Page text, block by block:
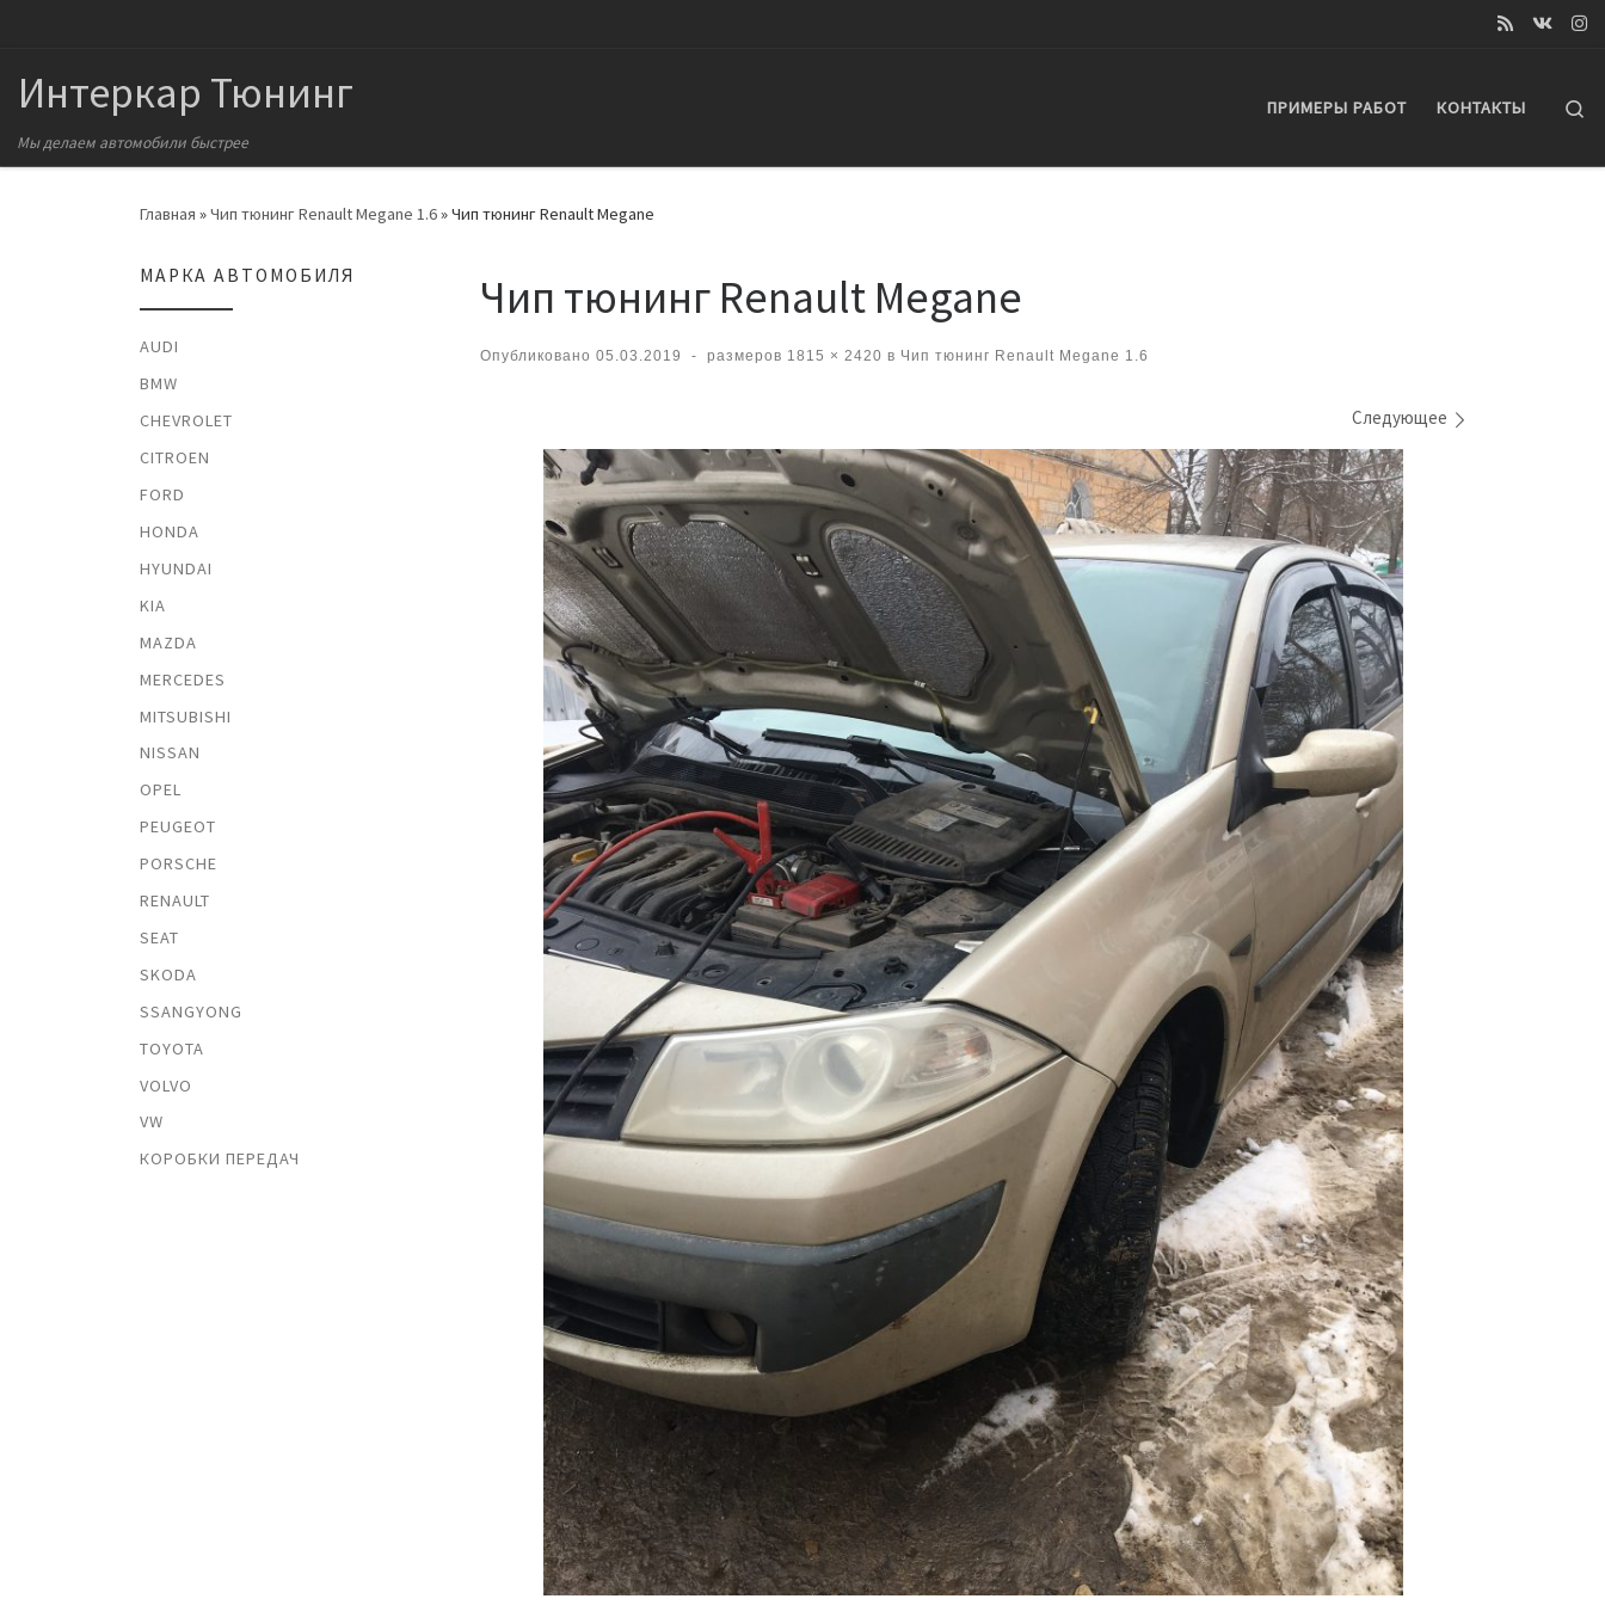
Интеркар Тюнинг
Мы делаем автомобили быстрее
ПРИМЕРЫ РАБОТ КОНТАКТЫ
Главная »Чип тюнинг Renault Megane 1.6»Чип тюнинг Renault Megane
Чип тюнинг Renault Megane
Опубликовано 05.03.2019 - размеров 1815 × 2420 в Чип тюнинг Renault Megane 1.6
Следующее
МАРКА АВТОМОБИЛЯ
AUDI
BMW
CHEVROLET
CITROEN
FORD
HONDA
HYUNDAI
KIA
MAZDA
MERCEDES
MITSUBISHI
NISSAN
OPEL
PEUGEOT
PORSCHE
RENAULT
SEAT
SKODA
SSANGYONG
TOYOTA
VOLVO
VW
КОРОБКИ ПЕРЕДАЧ